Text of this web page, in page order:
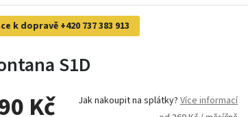
k dopravě +420 737 383 913
S1D
Kč Jak nakoupit na splátky? Více informací